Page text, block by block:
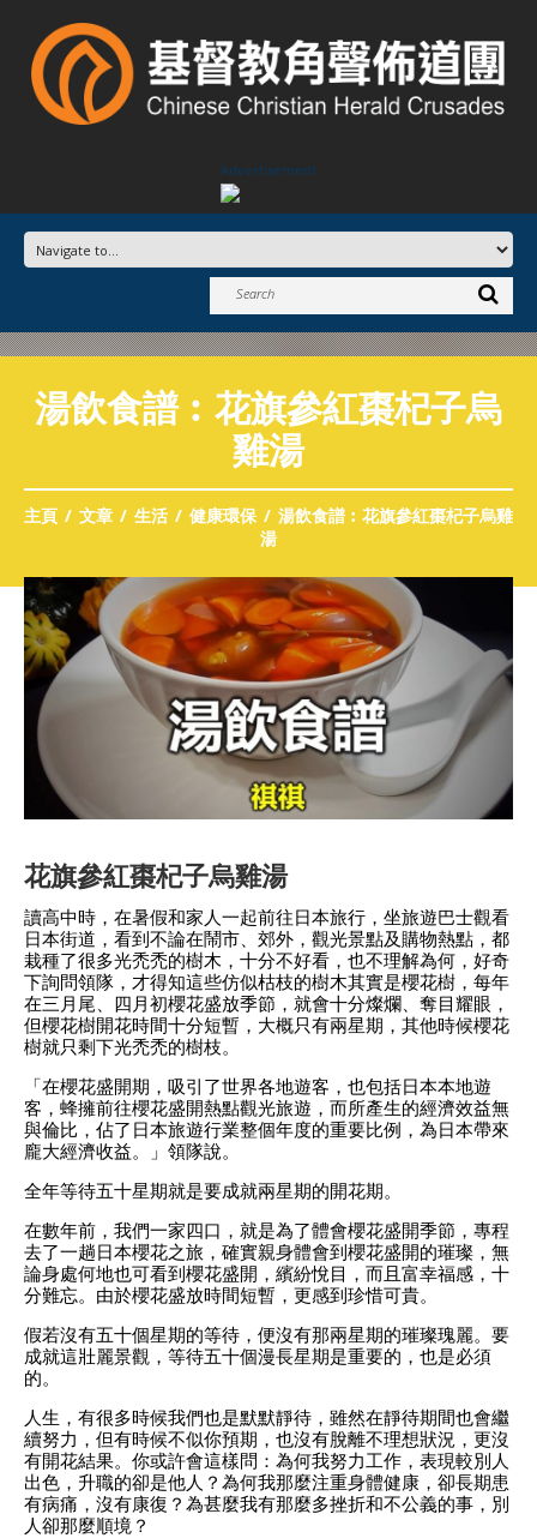
Advertisement
湯飲食譜︰花旗參紅棗杞子烏
雞湯
主頁 文章 生活 健康環保
湯飲食譜︰花旗參紅棗杞子烏雞
湯
花旗參紅棗杞子烏雞湯
讀高中時，在暑假和家人一起前往日本旅行，坐旅遊巴士觀看
日本街道，看到不論在鬧市、郊外，觀光景點及購物熱點，都
栽種了很多光禿禿的樹木，十分不好看，也不理解為何，好奇
下詢問領隊，才得知這些仿似枯枝的樹木其實是櫻花樹，每年
在三月尾、四月初櫻花盛放季節，就會十分燦爛、奪目耀眼，
但櫻花樹開花時間十分短暫，大概只有兩星期，其他時候櫻花
樹就只剩下光禿禿的樹枝。
「在櫻花盛開期，吸引了世界各地遊客，也包括日本本地遊
客，蜂擁前往櫻花盛開熱點觀光旅遊，而所產生的經濟效益無
與倫比，佔了日本旅遊行業整個年度的重要比例，為日本帶來
龐大經濟收益。」領隊說。
全年等待五十星期就是要成就兩星期的開花期。
在數年前，我們一家四口，就是為了體會櫻花盛開季節，專程
去了一趟日本櫻花之旅，確實親身體會到櫻花盛開的璀璨，無
論身處何地也可看到櫻花盛開，繽紛悅目，而且富幸福感，十
分難忘。由於櫻花盛放時間短暫，更感到珍惜可貴。
假若沒有五十個星期的等待，便沒有那兩星期的璀璨瑰麗。要
成就這壯麗景觀，等待五十個漫長星期是重要的，也是必須
的。
人生，有很多時候我們也是默默靜待，雖然在靜待期間也會繼
續努力，但有時候不似你預期，也沒有脫離不理想狀況，更沒
有開花結果。你或許會這樣問：為何我努力工作，表現較別人
出色，升職的卻是他人？為何我那麼注重身體健康，卻長期患
有病痛，沒有康復？為甚麼我有那麼多挫折和不公義的事，別
人卻那麼順境？